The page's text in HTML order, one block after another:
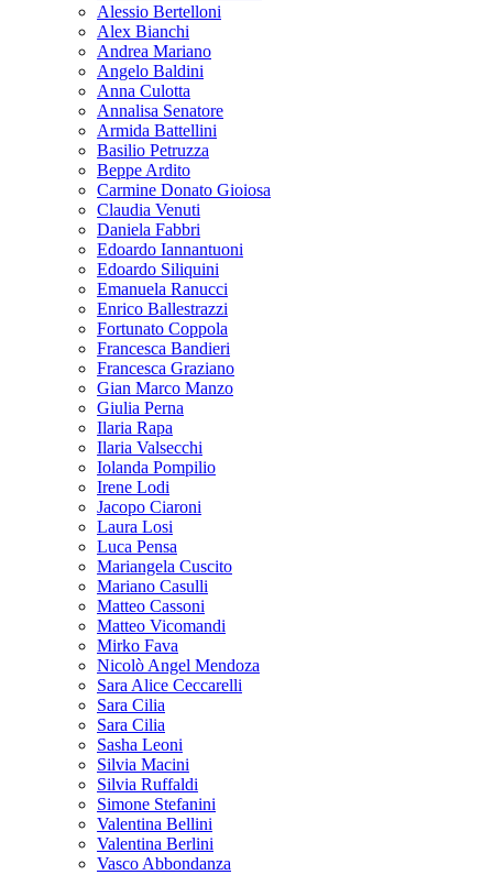
Alessio Bertelloni
Alex Bianchi
Andrea Mariano
Angelo Baldini
Anna Culotta
Annalisa Senatore
Armida Battellini
Basilio Petruzza
Beppe Ardito
Carmine Donato Gioiosa
Claudia Venuti
Daniela Fabbri
Edoardo Iannantuoni
Edoardo Siliquini
Emanuela Ranucci
Enrico Ballestrazzi
Fortunato Coppola
Francesca Bandieri
Francesca Graziano
Gian Marco Manzo
Giulia Perna
Ilaria Rapa
Ilaria Valsecchi
Iolanda Pompilio
Irene Lodi
Jacopo Ciaroni
Laura Losi
Luca Pensa
Mariangela Cuscito
Mariano Casulli
Matteo Cassoni
Matteo Vicomandi
Mirko Fava
Nicolò Angel Mendoza
Sara Alice Ceccarelli
Sara Cilia
Sara Cilia
Sasha Leoni
Silvia Macini
Silvia Ruffaldi
Simone Stefanini
Valentina Bellini
Valentina Berlini
Vasco Abbondanza